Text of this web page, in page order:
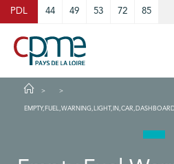
PDL 44 49 53 72 85
Cookies management panel